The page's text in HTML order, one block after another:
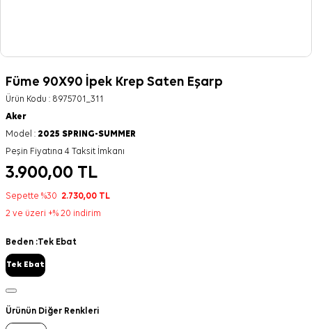
Füme 90X90 İpek Krep Saten Eşarp
Ürün Kodu : 8975701_311
Aker
Model : 2025 SPRING-SUMMER
Peşin Fiyatına 4 Taksit İmkanı
3.900,00 TL
Sepette %30 2.730,00 TL
2 ve üzeri +% 20 indirim
Beden :Tek Ebat
Tek Ebat
Ürünün Diğer Renkleri